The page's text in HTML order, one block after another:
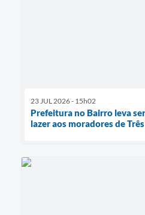
23 JUL 2026 - 15h02
Prefeitura no Bairro leva
lazer aos moradores de